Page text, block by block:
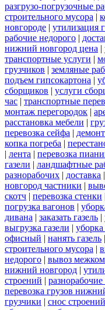
разгрузо-погрузочные
строительного мусора |
новгороде | утилизация
рабочие недорого |
нижний новгород цена |
транспортные услуги |
грузчиков | земляные
подъем гипсокартона |
сборщиков | услуги
час | транспортные
монтаж перегородок |
расстановка мебели |
перевозка сейфа |
копка погреба |
| лента | перевозка
газели | ландшафтные
разнорабочих | доставка |
новгород частники |
скотч | перевозка стенки
погрузка вагонов |
дивана | заказать газель |
выгрузка газели |
офисный | нанять газель |
строительного мусора |
недорого | вывоз
нижний новгород |
строений | разнорабочие
перевозка грузов
грузчики | снос строений